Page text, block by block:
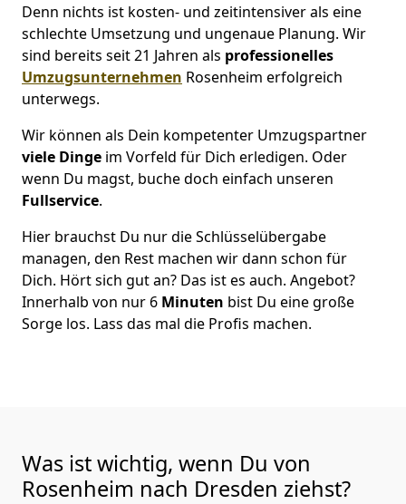
Denn nichts ist kosten- und zeitintensiver als eine
schlechte Umsetzung und ungenaue Planung. Wir
sind bereits seit 21 Jahren als professionelles
Umzugsunternehmen Rosenheim erfolgreich
unterwegs.
Wir können als Dein kompetenter Umzugspartner
viele Dinge im Vorfeld für Dich erledigen. Oder
wenn Du magst, buche doch einfach unseren
Fullservice.
Hier brauchst Du nur die Schlüsselübergabe
managen, den Rest machen wir dann schon für
Dich. Hört sich gut an? Das ist es auch. Angebot?
Innerhalb von nur 6 Minuten bist Du eine große
Sorge los. Lass das mal die Profis machen.
Was ist wichtig, wenn Du von
Rosenheim nach Dresden ziehst?